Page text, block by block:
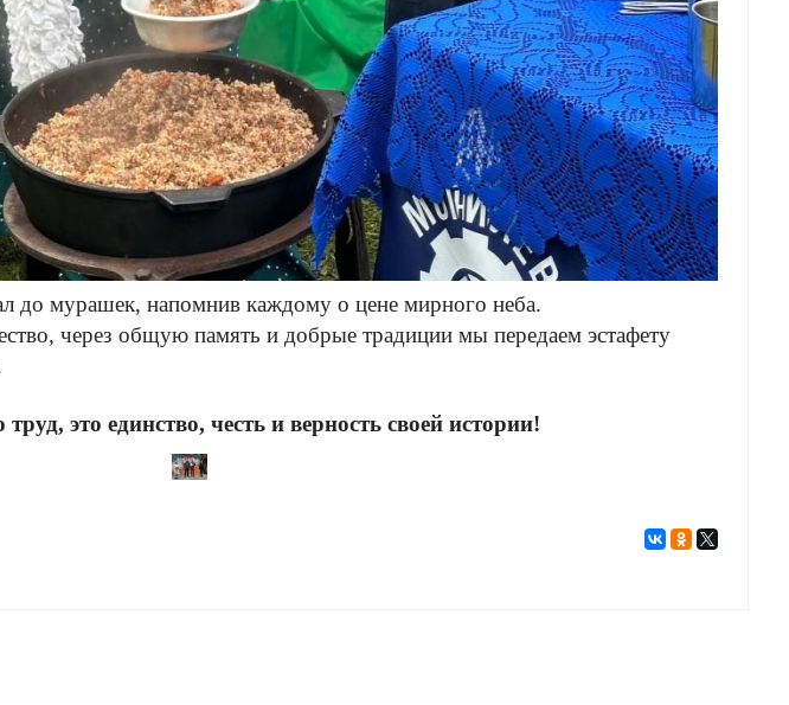
до мурашек, напомнив каждому о цене мирного неба.
через общую память и добрые традиции мы передаем эстафету
это единство, честь и верность своей истории!